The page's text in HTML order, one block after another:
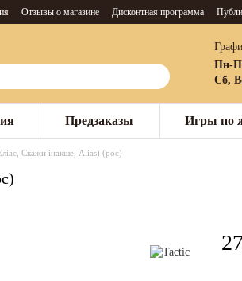
Отзывы о магазине Дисконтная программа
Пн-
Сб,
Предзаказы Игры по
Скажи інакше, Alias) (рос)